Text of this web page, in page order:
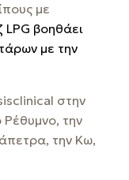
με
βοηθάει
με την
στην
την
την Κω,